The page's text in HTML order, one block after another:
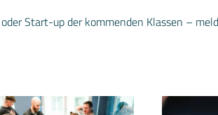
Start-up der kommenden Klassen –